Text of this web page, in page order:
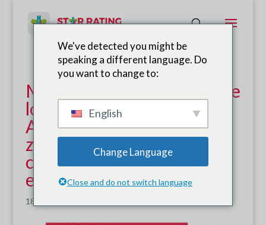
Mejorar la seguridad vial de
los niños: esfuerzos de
AMAK para mejorar las
zonas escolares y
concienciar a la población
en Azerbaiyán
18 de noviembre de 2024
We've detected you might be
speaking a different language. Do
you want to change to:
English
Change Language
Close and do not switch language